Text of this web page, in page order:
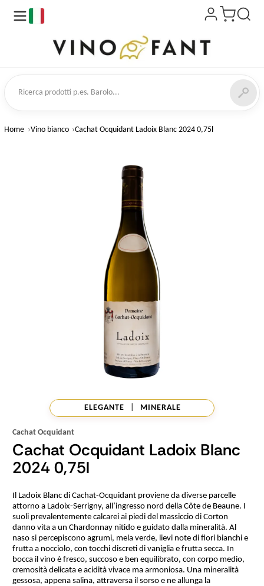
prodotti
Home Vino bianco Cachat Ocquidant Ladoix Blanc 2024 0,75l
ELEGANTE MINERALE
Cachat Ocquidant
Cachat Ocquidant Ladoix Blanc
2024 0,75l
Il Ladoix Blanc di Cachat-Ocquidant proviene da diverse parcelle
attorno a Ladoix-Serrigny, all’ingresso nord della Côte de Beaune. I
suoli prevalentemente calcarei ai piedi del massiccio di Corton
danno vita a un Chardonnay nitido e guidato dalla mineralità. Al
naso si percepiscono agrumi, mela verde, lievi note di fiori bianchi e
frutta a nocciolo, con tocchi discreti di vaniglia e frutta secca. In
bocca il vino è fresco, succoso e ben equilibrato, con corpo medio,
cremosità delicata e acidità vivace ma armoniosa. Una mineralità
gessosa, appena salina, attraversa il sorso e ne allunga la